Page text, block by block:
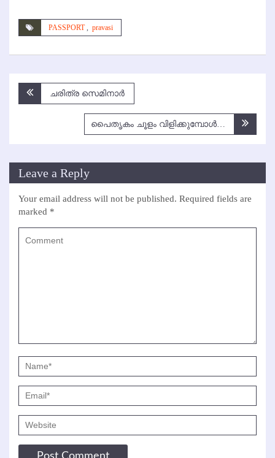
PASSPORT pravasi
Post
navigation
ചരിത്ര സെമിനാര്‍
പൈതൃകം ചൂളം വിളിക്കുമ്പോള്‍…
Leave a Reply
Your email address will not be published. Required fields are
marked *